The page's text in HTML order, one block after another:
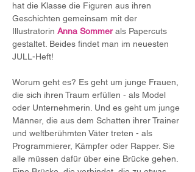
hat die Klasse die Figuren aus ihren
Geschichten gemeinsam mit der
Illustratorin Anna Sommer als Papercuts
gestaltet. Beides findet man im neuesten
JULL-Heft!
Worum geht es? Es geht um junge Frauen,
die sich ihren Traum erfüllen - als Model
oder Unternehmerin. Und es geht um junge
Männer, die aus dem Schatten ihrer Trainer
und weltberühmten Väter treten - als
Programmierer, Kämpfer oder Rapper. Sie
alle müssen dafür über eine Brücke gehen.